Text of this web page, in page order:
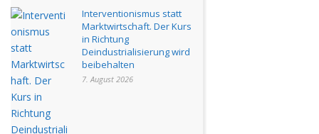
Interventionismus statt
Marktwirtschaft. Der Kurs
in Richtung
Deindustrialisierung wird
beibehalten
7. August 2026